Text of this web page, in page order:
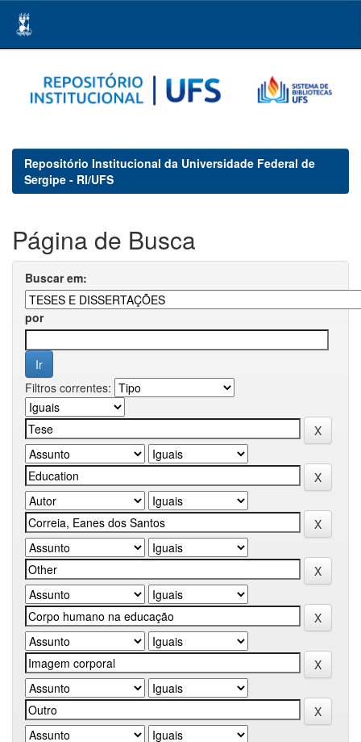
navigation
Repositório Institucional da Universidade Federal de
Sergipe - RI/UFS
Página de Busca
Buscar em:
por
Filtros correntes: